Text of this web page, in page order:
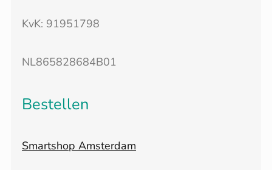
KvK: 91951798
NL865828684B01
Bestellen
Smartshop Amsterdam